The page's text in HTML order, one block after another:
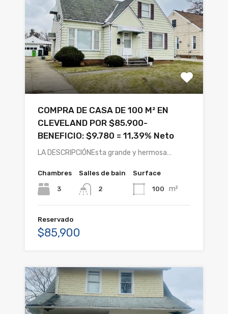
COMPRA DE CASA DE 100 M² EN
CLEVELAND POR $85.900-
BENEFICIO: $9.780 = 11,39% Neto
LA DESCRIPCIÓNEsta grande y hermosa…
Chambres
3
Salles de bain
2
Surface
100 m²
Reservado
$85,900